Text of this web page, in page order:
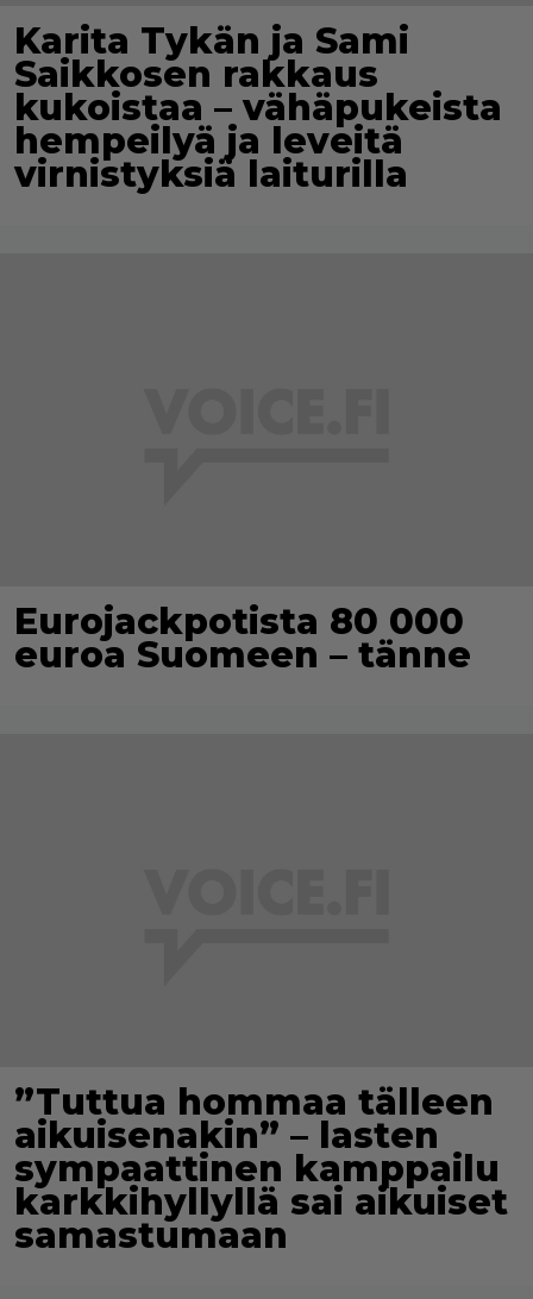
Karita Tykän ja Sami
Saikkosen rakkaus
kukoistaa – vähäpukeista
hempeilyä ja leveitä
virnistyksiä laiturilla
Eurojackpotista 80 000
euroa Suomeen – tänne
”Tuttua hommaa tälleen
aikuisenakin” – lasten
sympaattinen kamppailu
karkkihyllyllä sai aikuiset
samastumaan